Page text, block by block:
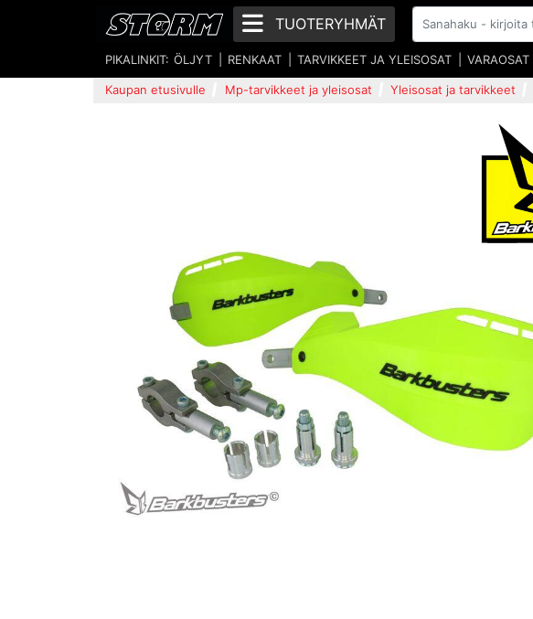
TUOTERYHMÄT
PIKALINKIT: ÖLJYT RENKAAT TARVIKKEET JA YLEISOSAT VARAOSAT
Kaupan etusivulle Mp-tarvikkeet ja yleisosat Yleisosat ja tarvikkeet